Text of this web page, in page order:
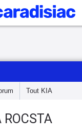
Tout KIA
ROCSTA